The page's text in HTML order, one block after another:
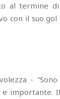
al termine
con il suo
-
importante.